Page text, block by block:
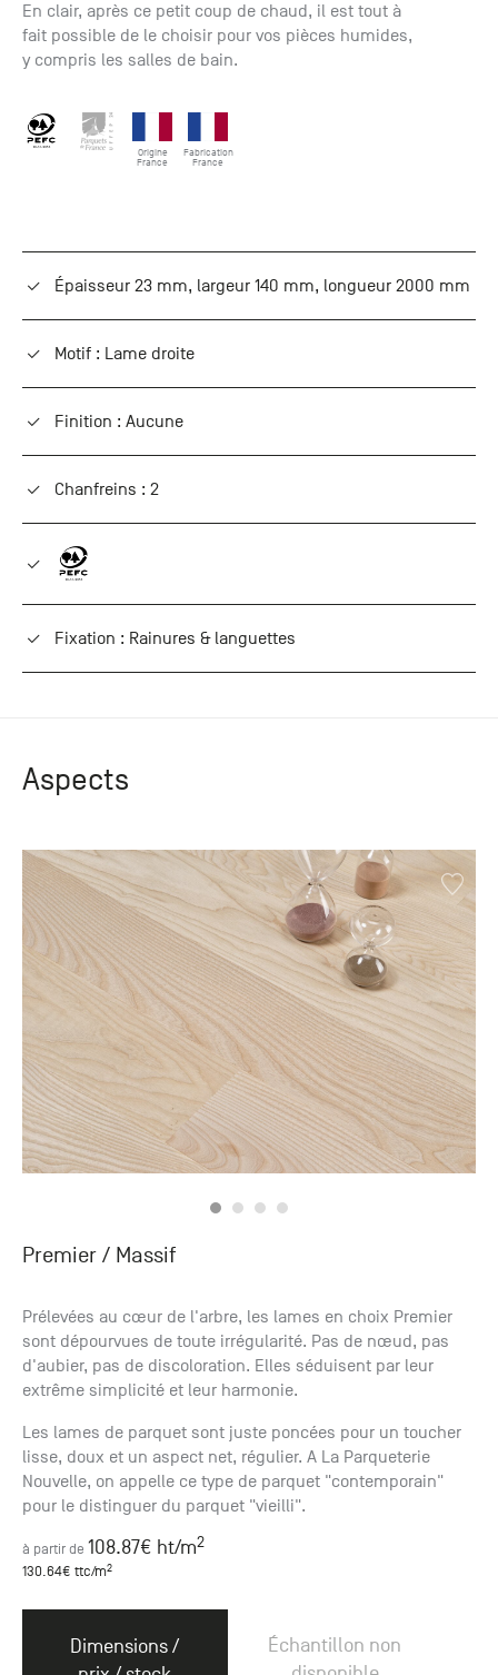
En clair, après ce petit coup de chaud, il est tout à
fait possible de le choisir pour vos pièces humides,
y compris les salles de bain.
Origine
France
Fabrication
France
Épaisseur 23 mm, largeur 140 mm, longueur 2000 mm
Motif : Lame droite
Finition : Aucune
Chanfreins : 2
Fixation : Rainures & languettes
Aspects
Premier / Massif
Prélevées au cœur de l'arbre, les lames en choix Premier
sont dépourvues de toute irrégularité. Pas de nœud, pas
d'aubier, pas de discoloration. Elles séduisent par leur
extrême simplicité et leur harmonie.
Les lames de parquet sont juste poncées pour un toucher
lisse, doux et un aspect net, régulier. A La Parqueterie
Nouvelle, on appelle ce type de parquet "contemporain"
pour le distinguer du parquet "vieilli".
à partir de 108.87€ ht/m2
130.64€ ttc/m2
Dimensions /
Échantillon non